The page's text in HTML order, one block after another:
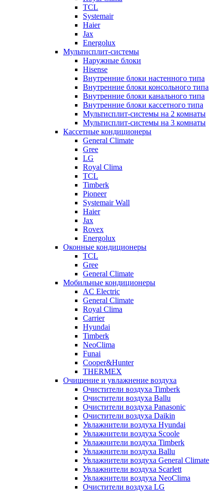
TCL
Systemair
Haier
Jax
Energolux
Мультисплит-системы
Наружные блоки
Hisense
Внутренние блоки настенного типа
Внутренние блоки консольного типа
Внутренние блоки канального типа
Внутренние блоки кассетного типа
Мультисплит-системы на 2 комнаты
Мультисплит-системы на 3 комнаты
Кассетные кондиционеры
General Climate
Gree
LG
Royal Clima
TCL
Timberk
Pioneer
Systemair Wall
Haier
Jax
Rovex
Energolux
Оконные кондиционеры
TCL
Gree
General Climate
Мобильные кондиционеры
AC Electric
General Climate
Royal Clima
Carrier
Hyundai
Timberk
NeoClima
Funai
Cooper&Hunter
THERMEX
Очищение и увлажнение воздуха
Очистители воздуха Timberk
Очистители воздуха Ballu
Очистители воздуха Panasonic
Очистители воздуха Daikin
Увлажнители воздуха Hyundai
Увлажнители воздуха Scoole
Увлажнители воздуха Timberk
Увлажнители воздуха Ballu
Увлажнители воздуха General Climate
Увлажнители воздуха Scarlett
Увлажнители воздуха NeoClima
Очистители воздуха LG